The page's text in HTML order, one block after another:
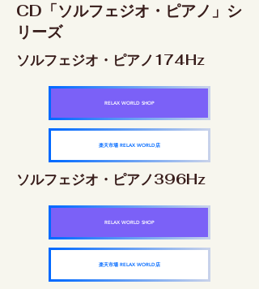
CD「ソルフェジオ・ピアノ」シ
リーズ
ソルフェジオ・ピアノ174Hz
RELAX WORLD SHOP
楽天市場 RELAX WORLD店
ソルフェジオ・ピアノ396Hz
RELAX WORLD SHOP
楽天市場 RELAX WORLD店